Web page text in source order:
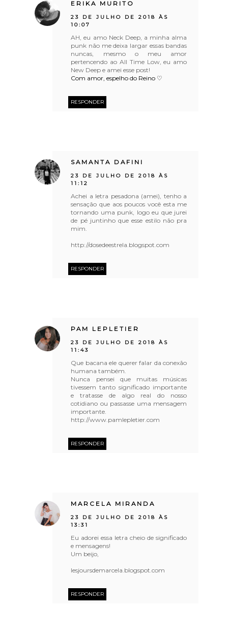
ERIKA MURITO
23 DE JULHO DE 2018 ÀS
10:07
AH, eu amo Neck Deep, a minha alma
punk não me deixa largar essas bandas
nuncas, mesmo o meu amor
pertencendo ao All Time Low, eu amo
New Deep e amei esse post!
Com amor, espelho do Reino ♡
RESPONDER
SAMANTA DAFINI
23 DE JULHO DE 2018 ÀS
11:12
Achei a letra pesadona (amei), tenho a
sensação que aos poucos você esta me
tornando uma punk, logo eu que jurei
de pé juntinho que esse estilo não pra
mim.
http://dosedeestrela.blogspot.com
RESPONDER
PAM LEPLETIER
23 DE JULHO DE 2018 ÀS
11:43
Que bacana ele querer falar da conexão
humana também.
Nunca pensei que muitas músicas
tivessem tanto significado importante
e tratasse de algo real do nosso
cotidiano ou passasse uma mensagem
importante.
http://www.pamlepletier.com
RESPONDER
MARCELA MIRANDA
23 DE JULHO DE 2018 ÀS
13:31
Eu adorei essa letra cheio de significado
e mensagens!
Um beijo,
lesjoursdemarcela.blogspot.com
RESPONDER